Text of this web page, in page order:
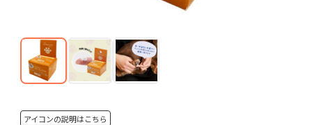
アイコンの説明はこちら